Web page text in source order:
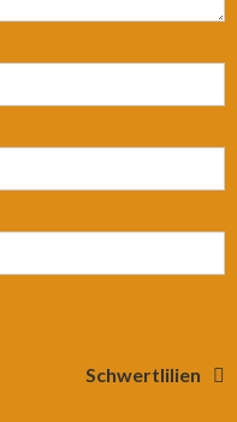
Schwertlilien